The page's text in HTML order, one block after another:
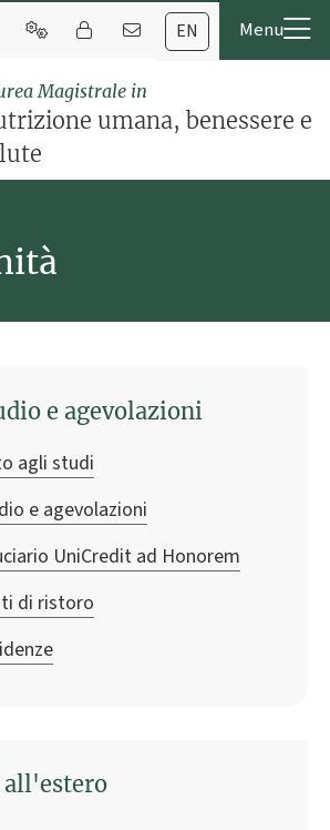
EN
Magistrale in
umana, benessere e
e agevolazioni
agli studi
e agevolazioni
UniCredit ad Honorem
di ristoro
all'estero